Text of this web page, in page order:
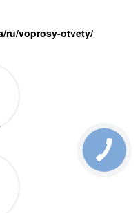
ru/voprosy-otvety/